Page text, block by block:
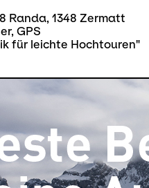
Randa, 1348 Zermatt
GPS
für leichte Hochtouren"